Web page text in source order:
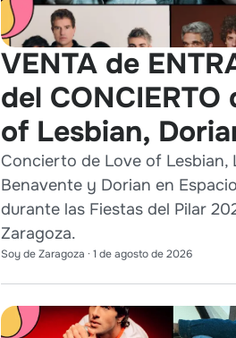
VENTA de
del CONCIERTO
of Lesbian,
León Benavente
Zaragoza 2026
Concierto de Love of Lesbian,
Benavente y Dorian en
durante las Fiestas del Pilar
Zaragoza.
Soy de Zaragoza · 1 de agosto de 2026